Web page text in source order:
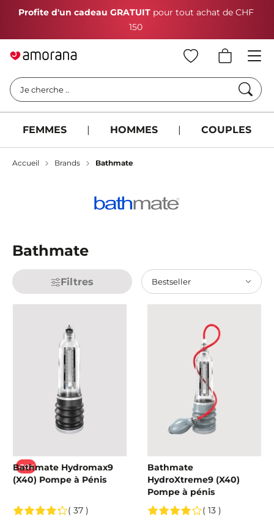
Profite d'un cadeau GRATUITpour tout achat de CHF
150
Je cherche ..
FEMMES | HOMMES | COUPLES
Accueil Brands Bathmate
Bathmate
Filtres Bestseller
-30%
Bathmate Hydromax9
(X40) Pompe à Pénis
( 37 )
Bathmate
HydroXtreme9 (X40)
Pompe à pénis
( 13 )